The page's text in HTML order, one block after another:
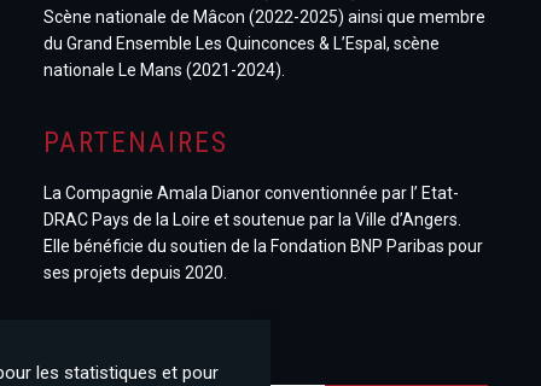
les statistiques et pour
Scène nationale de Mâcon (2022-2025) ainsi que membre
du Grand Ensemble Les Quinconces & L’Espal, scène
nationale Le Mans (2021-2024).
PARTENAIRES
La Compagnie Amala Dianor conventionnée par l’ Etat-
DRAC Pays de la Loire et soutenue par la Ville d’Angers.
Elle bénéficie du soutien de la Fondation BNP Paribas pour
ses projets depuis 2020.